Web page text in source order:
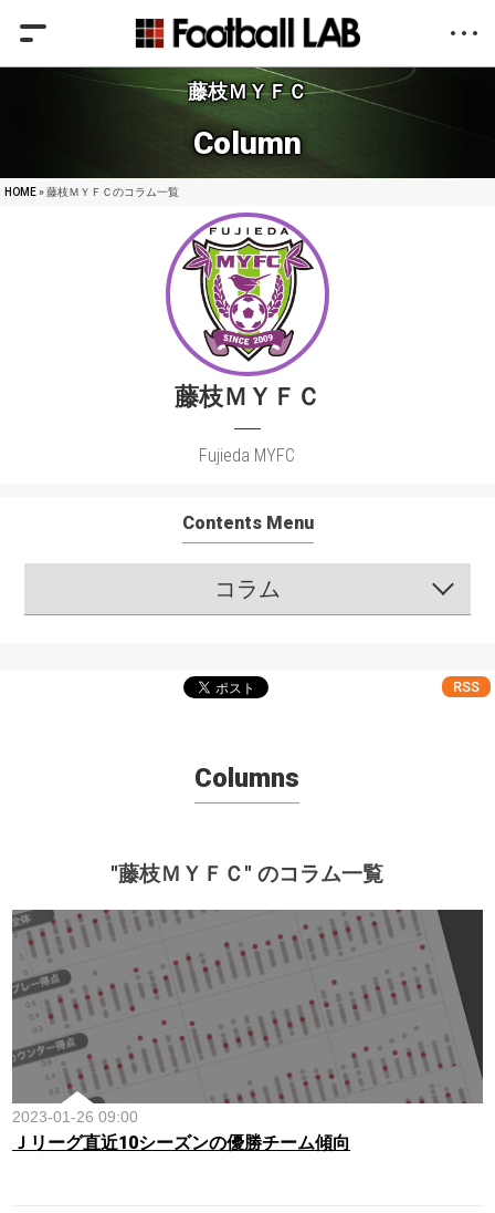
藤枝ＭＹＦＣ
Column
HOME» 藤枝ＭＹＦＣのコラム一覧
藤枝ＭＹＦＣ
Fujieda MYFC
Contents Menu
コラム
RSS
Columns
"藤枝ＭＹＦＣ" のコラム一覧
2023-01-26 09:00
Ｊリーグ直近10シーズンの優勝チーム傾向